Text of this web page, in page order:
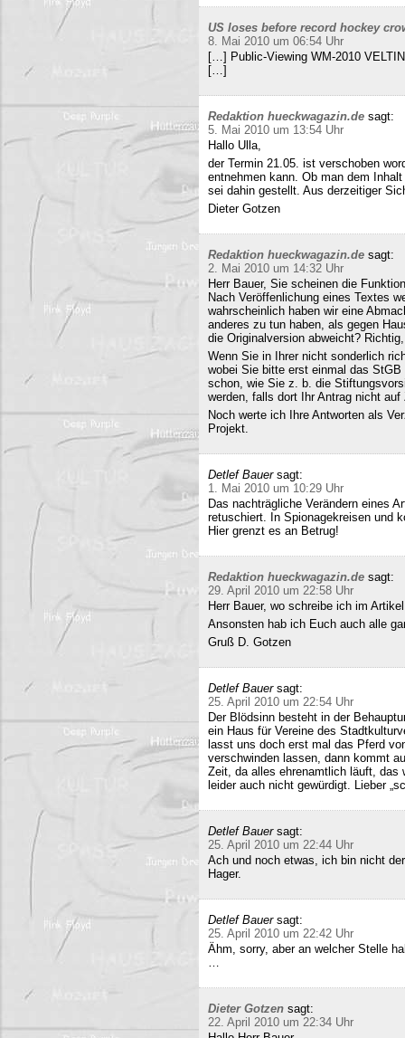
US loses before record hockey
8. Mai 2010 um 06:54 Uhr
[…] Public-Viewing WM-2010
[…]
Redaktion hueckwagazin.de sagt:
5. Mai 2010 um 13:54 Uhr
Hallo Ulla,
der Termin 21.05. ist verschoben
entnehmen kann. Ob man dem
sei dahin gestellt. Aus derzeitiger
Dieter Gotzen
Redaktion hueckwagazin.de sagt:
2. Mai 2010 um 14:32 Uhr
Herr Bauer, Sie scheinen die
Nach Veröffenlichung eines Textes
wahrscheinlich haben wir eine
anderes zu tun haben, als gegen
die Originalversion abweicht?
Wenn Sie in Ihrer nicht sonderlich
wobei Sie bitte erst einmal das
schon, wie Sie z. b. die
werden, falls dort Ihr Antrag nicht
Noch werte ich Ihre Antworten als
Projekt.
Detlef Bauer sagt:
1. Mai 2010 um 10:29 Uhr
Das nachträgliche Verändern eines
retuschiert. In Spionagekreisen und
Hier grenzt es an Betrug!
Redaktion hueckwagazin.de sagt:
29. April 2010 um 22:58 Uhr
Herr Bauer, wo schreibe ich im
Ansonsten hab ich Euch auch alle
Gruß D. Gotzen
Detlef Bauer sagt:
25. April 2010 um 22:54 Uhr
Der Blödsinn besteht in der
ein Haus für Vereine des
lasst uns doch erst mal das Pferd
verschwinden lassen, dann kommt
Zeit, da alles ehrenamtlich läuft, das
leider auch nicht gewürdigt. Lieber
Detlef Bauer sagt:
25. April 2010 um 22:44 Uhr
Ach und noch etwas, ich bin nicht
Hager.
Detlef Bauer sagt:
25. April 2010 um 22:42 Uhr
Ähm, sorry, aber an welcher Stelle
…
Dieter Gotzen sagt:
22. April 2010 um 22:34 Uhr